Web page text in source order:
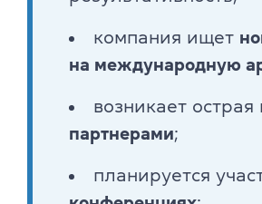
Курсы английского языка
О компании
компания ищет
на международную
возникает
партнерами;
планируется